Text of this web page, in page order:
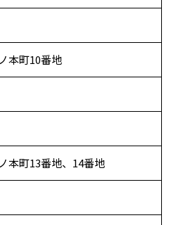
本町10番地
本町13番地、14番地